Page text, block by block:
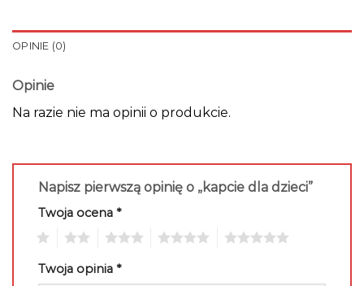
OPINIE (0)
Opinie
Na razie nie ma opinii o produkcie.
Napisz pierwszą opinię o „kapcie dla dzieci”
Twoja ocena *
Twoja opinia *